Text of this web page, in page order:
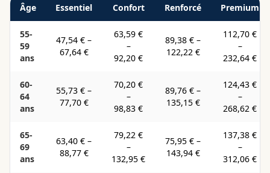
Âge Essentiel Confort Renforcé Premium
55-
59
ans
47,54 € –
67,64 €
63,59 €
–
92,20 €
89,38 € –
122,22 €
112,70 €
–
232,64 €
60-
64
ans
55,73 € –
77,70 €
70,20 €
–
98,83 €
89,76 € –
135,15 €
124,43 €
–
268,62 €
65-
69
ans
63,40 € –
88,77 €
79,22 €
–
132,95 €
75,95 € –
143,94 €
137,38 €
–
312,06 €